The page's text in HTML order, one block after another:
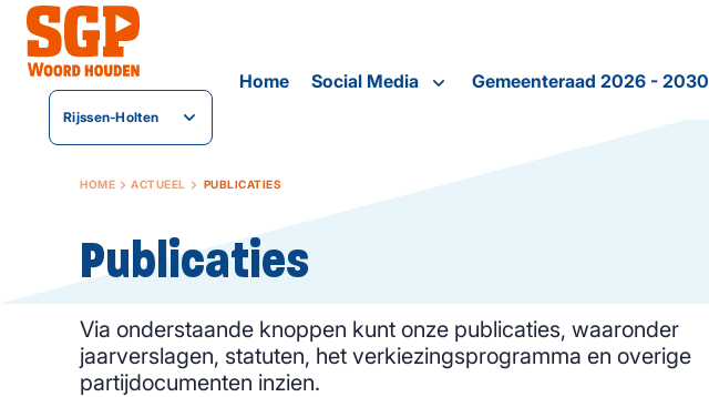
Rijssen-Holten
Home Social Media Gemeenteraad 2026 - 2030
HOME ACTUEEL PUBLICATIES
Publicaties
Via onderstaande knoppen kunt onze publicaties, waaronder
jaarverslagen, statuten, het verkiezingsprogramma en overige
partijdocumenten inzien.